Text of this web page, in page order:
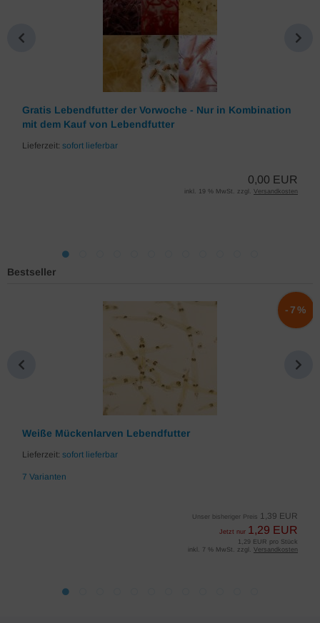
Gratis Lebendfutter der Vorwoche - Nur in Kombination
mit dem Kauf von Lebendfutter
Lieferzeit: sofort lieferbar
0,00 EUR
inkl. 19 % MwSt. zzgl. Versandkosten
Bestseller
Weiße Mückenlarven Lebendfutter
Lieferzeit: sofort lieferbar
7 Varianten
Unser bisheriger Preis 1,39 EUR
Jetzt nur 1,29 EUR
-7%
1,29 EUR pro Stück
inkl. 7 % MwSt. zzgl. Versandkosten